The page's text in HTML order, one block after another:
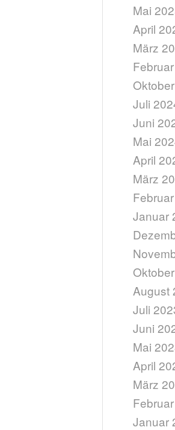
Mai
April
März
Juli
Juni
Mai
April
März
Januar
August
Juli
Juni
Mai
April
März
Januar